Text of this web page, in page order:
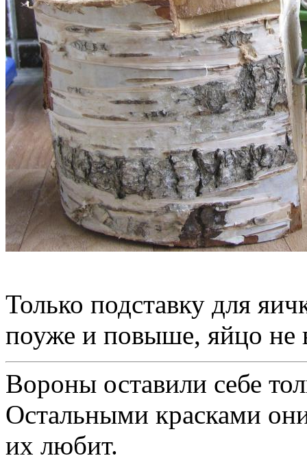
Только подставку для
поуже и повыше, яйцо не
Вороны оставили себе
Остальными красками
их любит.